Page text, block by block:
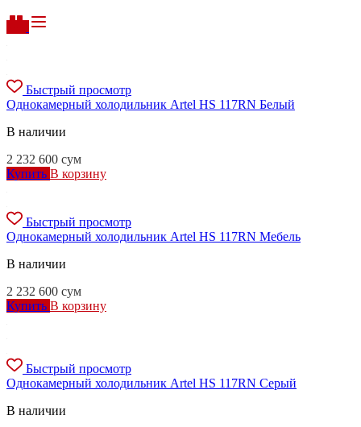
Быстрый просмотр
Однокамерный холодильник Artel HS 117RN Белый
В наличии
2 232 600 сум
Купить В корзину
Быстрый просмотр
Однокамерный холодильник Artel HS 117RN Мебель
В наличии
2 232 600 сум
Купить В корзину
Быстрый просмотр
Однокамерный холодильник Artel HS 117RN Серый
В наличии